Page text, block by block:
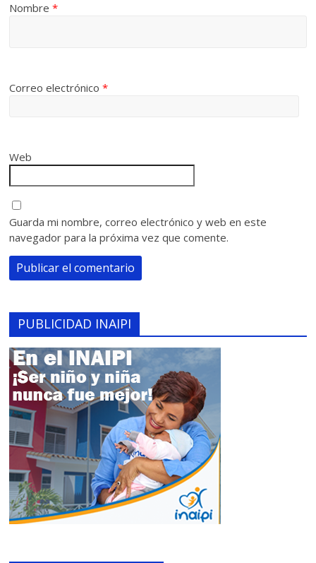
Nombre*
Correo electrónico*
Web
Guarda mi nombre, correo electrónico y web en este
navegador para la próxima vez que comente.
PUBLICIDAD INAIPI